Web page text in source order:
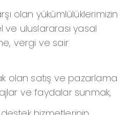
olan yükümlülüklerimizin
uluslararası yasal
vergi ve sair
olan satış ve pazarlama
ve faydalar sunmak,